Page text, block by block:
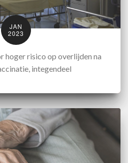
JAN
2023
hoger risico op overlijden na
integendeel